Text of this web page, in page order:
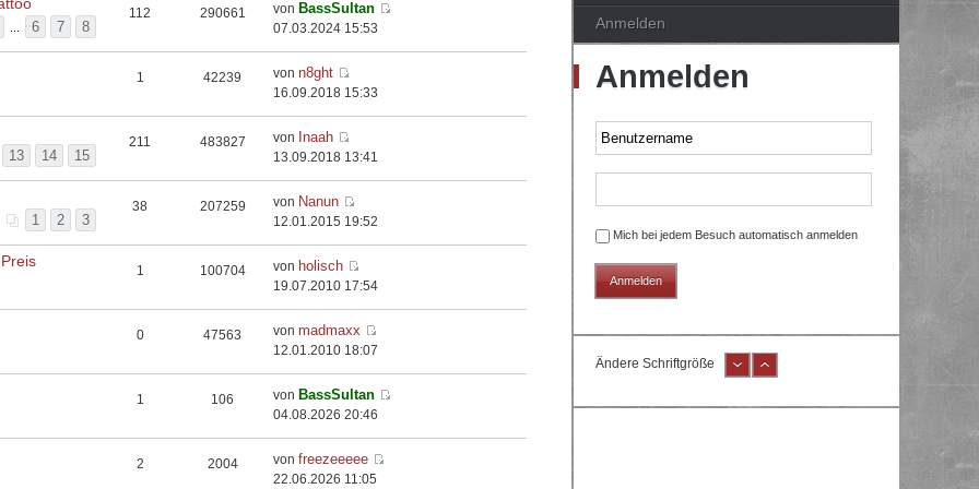
6 7 8
112 290661 von BassSultan
07.03.2024 15:53
1 42239 vonn8ght
16.09.2018 15:33
13 14 15
211 483827 von Inaah
13.09.2018 13:41
1 2 3
38 207259 von Nanun
12.01.2015 19:52
1 100704 von holisch
19.07.2010 17:54
0 47563 vonmadmaxx
12.01.2010 18:07
1 106 von BassSultan
04.08.2026 20:46
2 2004 vonfreezeeeee
22.06.2026 11:05
Anmelden
Anmelden
Mich bei jedem Besuch automatisch anmelden
Ändere Schriftgröße